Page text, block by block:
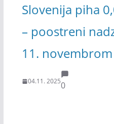
Slovenija piha
– poostreni
11. novembrom
04.11. 20250